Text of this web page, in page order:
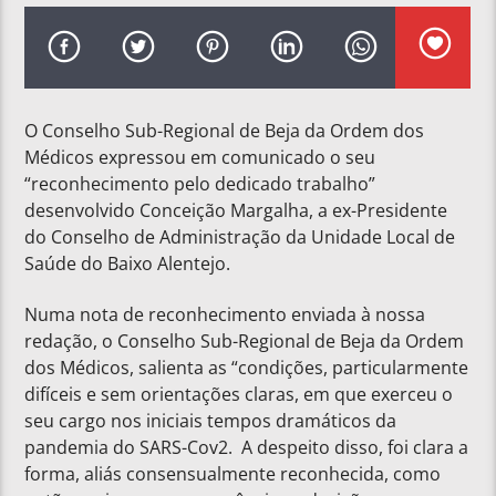
O Conselho Sub-Regional de Beja da Ordem dos
Médicos expressou em comunicado o seu
“reconhecimento pelo dedicado trabalho”
desenvolvido Conceição Margalha, a ex-Presidente
do Conselho de Administração da Unidade Local de
Saúde do Baixo Alentejo.
Numa nota de reconhecimento enviada à nossa
redação, o Conselho Sub-Regional de Beja da Ordem
dos Médicos, salienta as “condições, particularmente
difíceis e sem orientações claras, em que exerceu o
seu cargo nos iniciais tempos dramáticos da
pandemia do SARS-Cov2. A despeito disso, foi clara a
forma, aliás consensualmente reconhecida, como